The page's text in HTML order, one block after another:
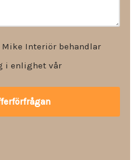
Interiör behandlar
i enlighet vår